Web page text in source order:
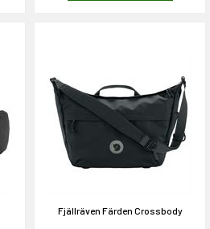
Fjällräven Färden Crossbody